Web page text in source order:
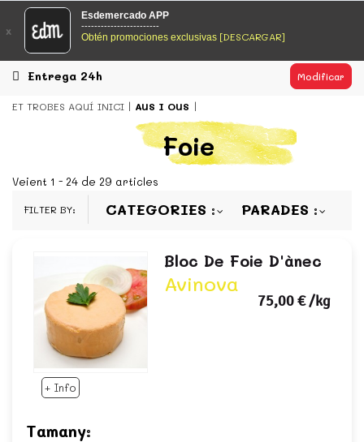
EsDeMercado.com
EsDeMercado.com te lleva a casa los mejores productos de
los mejores mercados de Barcelona y de productores
locales.
EsDeMercado.com
EsDeMercado.com te lleva a casa los mejores productos de
los mejores mercados de Barcelona y de productores
READ MORE
x
Esdemercado APP
------------------------
Obtén promociones exclusivas [DESCARGAR]
Entrega 24h Modificar
ET TROBES AQUÍ INICI AUS I OUS
Foie
Veient 1 - 24 de 29 articles
FILTER BY: CATEGORIES PARADES
+ Info
Bloc De Foie D'ànec
Avinova
75,00 €/kg
Tamany: